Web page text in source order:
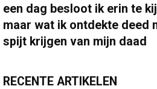
een dag besloot ik erin te
maar wat ik ontdekte deed
spijt krijgen van mijn daad
RECENTE ARTIKELEN